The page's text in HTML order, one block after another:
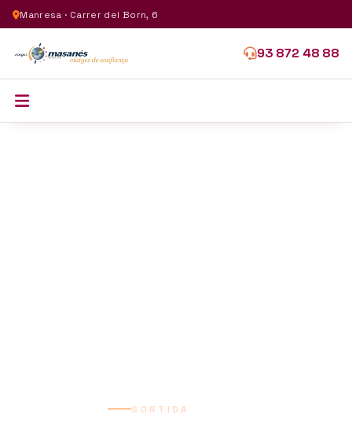
Manresa · Carrer del Born, 6
93 872 48 88
SORTIDA